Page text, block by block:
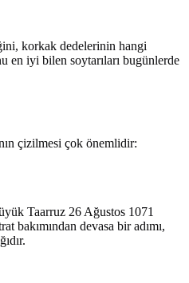
korkak dedelerinin hangi
en iyi bilen soytarıları bugünlerde
çizilmesi çok önemlidir:
Taarruz 26 Ağustos 1071
bakımından devasa bir adımı,